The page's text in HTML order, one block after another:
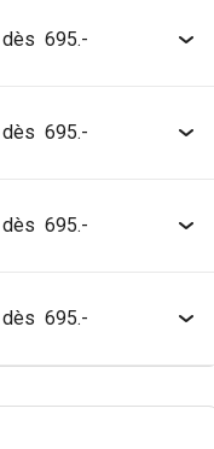
dès 695.-
dès 695.-
dès 695.-
dès 695.-